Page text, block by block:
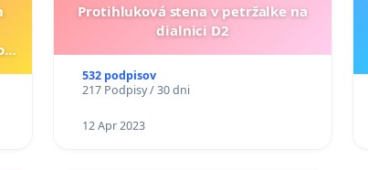
Protihluková stena v petržalke na
dialnici D2
532 podpisov
217 Podpisy / 30 dni
12 Apr 2023